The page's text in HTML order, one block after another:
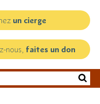
un cierge
nous, faites un don